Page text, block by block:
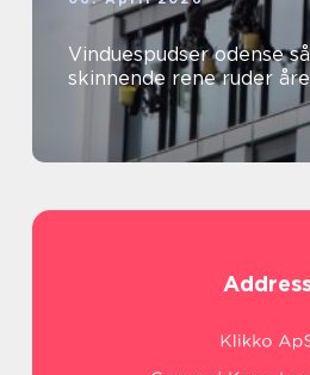
Vinduespudser odense sådan får du
skinnende rene ruder